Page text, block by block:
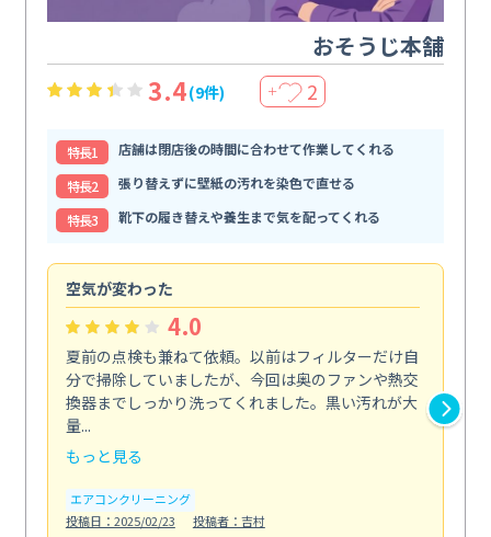
おそうじ本舗
3.4(9件) ＋ 2
特⻑1
店舗は閉店後の時間に合わせて作業してくれる
特⻑2
張り替えずに壁紙の汚れを染色で直せる
特⻑3
靴下の履き替えや養生まで気を配ってくれる
空気が変わった
4.0
夏前の点検も兼ねて依頼。以前はフィルターだけ自
分で掃除していましたが、今回は奥のファンや熱交
換器までしっかり洗ってくれました。黒い汚れが大
量...
もっと見る
エアコンクリーニング
投稿日：2025/02/23
投稿者：吉村